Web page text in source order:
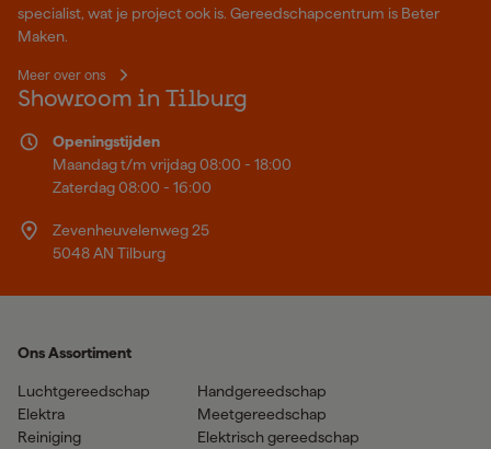
specialist, wat je project ook is. Gereedschapcentrum is Beter
Maken.
Meer over ons
Showroom in Tilburg
Openingstijden
Maandag t/m vrijdag 08:00 - 18:00
Zaterdag 08:00 - 16:00
Zevenheuvelenweg 25
5048 AN Tilburg
Ons Assortiment
Luchtgereedschap
Elektra
Reiniging
Handgereedschap
Meetgereedschap
Elektrisch gereedschap